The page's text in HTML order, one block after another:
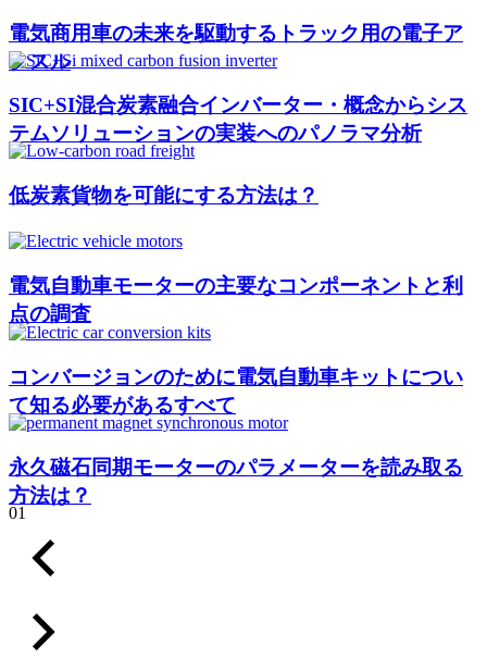
電気商用車の未来を駆動するトラック用の電子ア
クスル
SIC+SI混合炭素融合インバーター・概念からシス
テムソリューションの実装へのパノラマ分析
低炭素貨物を可能にする方法は？
電気自動車モーターの主要なコンポーネントと利
点の調査
コンバージョンのために電気自動車キットについ
て知る必要があるすべて
永久磁石同期モーターのパラメーターを読み取る
方法は？
01